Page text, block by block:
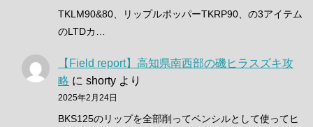
TKLM90&80、リップルポッパーTKRP90、の3アイテム
のLTDカ…
【Field report】高知県南西部の磯ヒラスズキ攻
略 に shorty より
2025年2月24日
BKS125のリップを全部削ってペンシルとして使ってヒ